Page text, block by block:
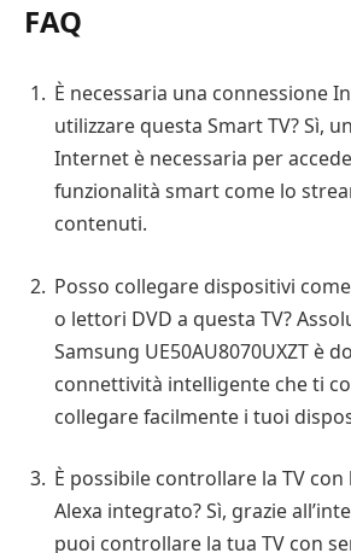
FAQ
È necessaria una connessione
utilizzare questa Smart TV? Sì,
Internet è necessaria per
funzionalità smart come lo
contenuti.
Posso collegare dispositivi
o lettori DVD a questa TV?
Samsung UE50AU8070UXZT è
connettività intelligente che ti
collegare facilmente i tuoi
È possibile controllare la TV
Alexa integrato? Sì, grazie
puoi controllare la tua TV con